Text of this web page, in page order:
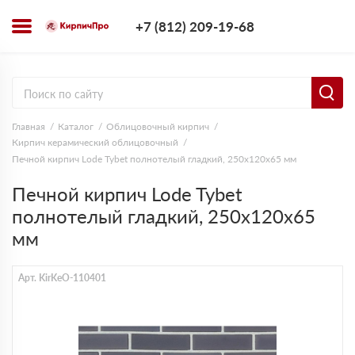
+7 (812) 209-19-68
Главная Каталог
Облицовочный кирпич
Кирпич керамический облицовочный
Печной кирпич Lode Tybet полнотелый гладкий, 250х120х65 мм
Печной кирпич Lode Tybet
полнотелый гладкий, 250х120х65
мм
Арт. KirKeO-110401